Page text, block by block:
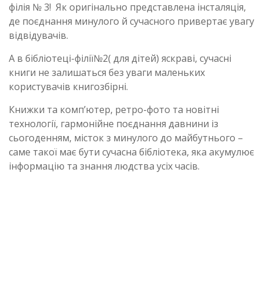
філія № 3! Як оригінально представлена інсталяція,
де поєднання минулого й сучасного привертає увагу
відвідувачів.
А в бібліотеці-філії№2( для дітей) яскраві, сучасні
книги не залишаться без уваги маленьких
користувачів книгозбірні.
Книжки та комп’ютер, ретро-фото та новітні
технології, гармонійне поєднання давнини із
сьогоденням, місток з минулого до майбутнього –
саме такої має бути сучасна бібліотека, яка акумулює
інформацію та знання людства усіх часів.